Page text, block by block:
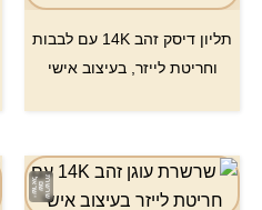
תליון דיסק זהב 14K עם לבבות
וחריטת לייזר, בעיצוב אישי